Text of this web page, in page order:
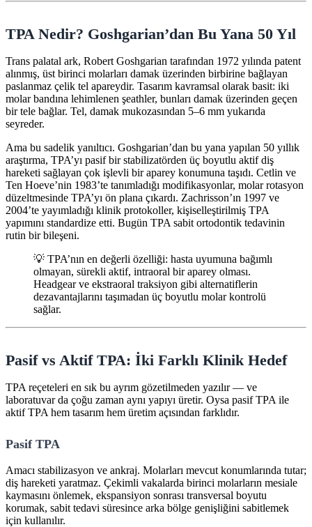
TPA Nedir? Goshgarian’dan Bu Yana 50 Yıl
Trans palatal ark, Robert Goshgarian tarafından 1972 yılında patent
alınmış, üst birinci molarları damak üzerinden birbirine bağlayan
paslanmaz çelik tel apareydir. Tasarım kavramsal olarak basit: iki
molar bandına lehimlenen şeathler, bunları damak üzerinden geçen
bir tele bağlar. Tel, damak mukozasından 5–6 mm yukarıda
seyreder.
Ama bu sadelik yanıltıcı. Goshgarian’dan bu yana yapılan 50 yıllık
araştırma, TPA’yı pasif bir stabilizatörden üç boyutlu aktif diş
hareketi sağlayan çok işlevli bir aparey konumuna taşıdı. Cetlin ve
Ten Hoeve’nin 1983’te tanımladığı modifikasyonlar, molar rotasyon
düzeltmesinde TPA’yı ön plana çıkardı. Zachrisson’ın 1997 ve
2004’te yayımladığı klinik protokoller, kişiselleştirilmiş TPA
yapımını standardize etti. Bugün TPA sabit ortodontik tedavinin
rutin bir bileşeni.
💡 TPA’nın en değerli özelliği: hasta uyumuna bağımlı
olmayan, sürekli aktif, intraoral bir aparey olması.
Headgear ve ekstraoral traksiyon gibi alternatiflerin
dezavantajlarını taşımadan üç boyutlu molar kontrolü
sağlar.
Pasif vs Aktif TPA: İki Farklı Klinik Hedef
TPA reçeteleri en sık bu ayrım gözetilmeden yazılır — ve
laboratuvar da çoğu zaman aynı yapıyı üretir. Oysa pasif TPA ile
aktif TPA hem tasarım hem üretim açısından farklıdır.
Pasif TPA
Amacı stabilizasyon ve ankraj. Molarları mevcut konumlarında tutar;
diş hareketi yaratmaz. Çekimli vakalarda birinci molarların mesiale
kaymasını önlemek, ekspansiyon sonrası transversal boyutu
korumak, sabit tedavi süresince arka bölge genişliğini sabitlemek
için kullanılır.